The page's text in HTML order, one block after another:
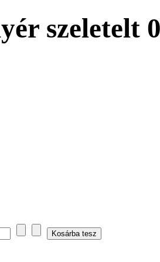
szeletelt